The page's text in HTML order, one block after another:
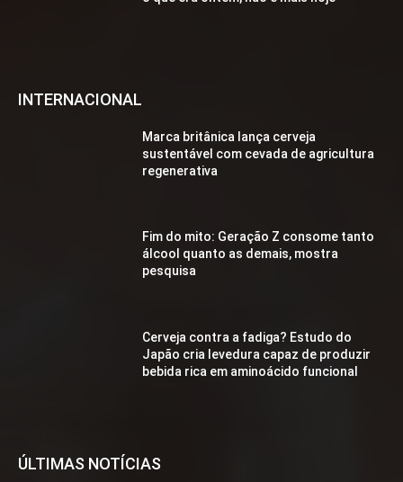
INTERNACIONAL
Marca britânica lança cerveja
sustentável com cevada de agricultura
regenerativa
Fim do mito: Geração Z consome tanto
álcool quanto as demais, mostra
pesquisa
Cerveja contra a fadiga? Estudo do
Japão cria levedura capaz de produzir
bebida rica em aminoácido funcional
ÚLTIMAS NOTÍCIAS